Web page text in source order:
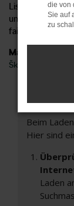
Listenpreis
unserer
faire Beratung
Marken
Škoda
Beim
Hier sind
Laden
die von
Sie auf
zu